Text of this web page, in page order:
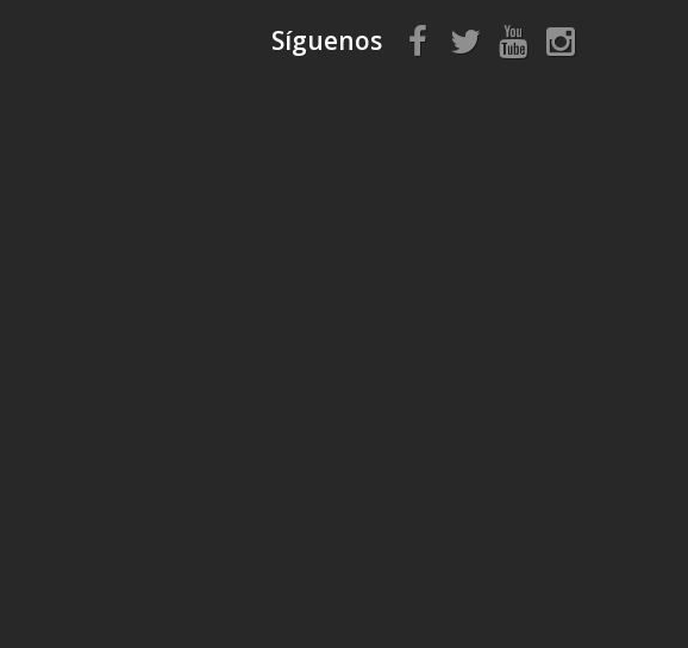
Síguenos